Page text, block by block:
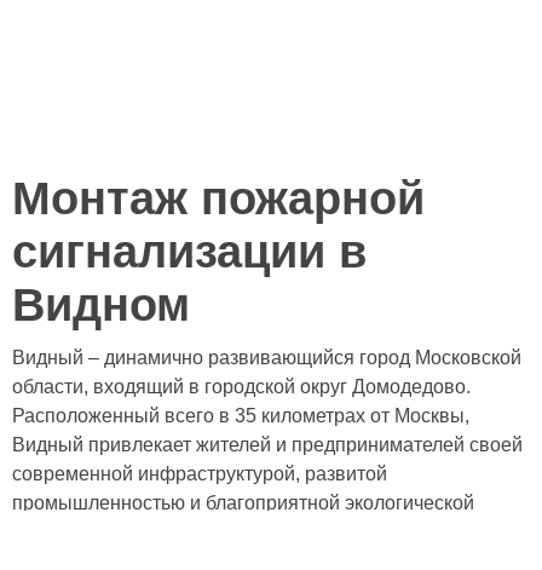
Монтаж пожарной
сигнализации в
Видном
Видный – динамично развивающийся город Московской
области, входящий в городской округ Домодедово.
Расположенный всего в 35 километрах от Москвы,
Видный привлекает жителей и предпринимателей своей
современной инфраструктурой, развитой
промышленностью и благоприятной экологической